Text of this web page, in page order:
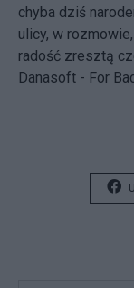
chyba dziś
ulicy, w
radość zresztą
Danasoft - For